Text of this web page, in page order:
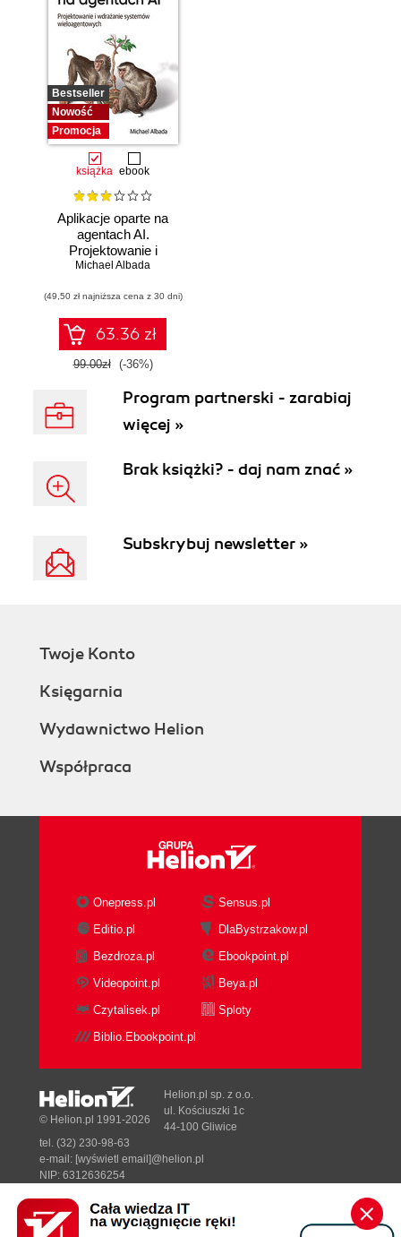
Bestseller
Nowość
Promocja
książka ebook
Aplikacje oparte na
agentach AI.
Projektowanie i
wdrażanie
wieloagentowych
Michael Albada
(49,50 zł najniższa cena z 30 dni)
63.36 zł
99.00zł (-36%)
Program partnerski - zarabiaj
więcej »
Brak książki? - daj nam znać »
Subskrybuj newsletter »
Twoje Konto
Księgarnia
Wydawnictwo Helion
Współpraca
Onepress.pl
Sensus.pl
Editio.pl
DlaBystrzakow.pl
Bezdroza.pl
Ebookpoint.pl
Videopoint.pl
Beya.pl
Czytalisek.pl
Sploty
Biblio.Ebookpoint.pl
Designed with ♥ byTonik.pl
© Helion.pl 1991-2026
Helion.pl sp. z o.o.
ul. Kościuszki 1c
44-100 Gliwice
tel. (32) 230-98-63
e-mail: [wyświetl email]@helion.pl
NIP: 6312636254